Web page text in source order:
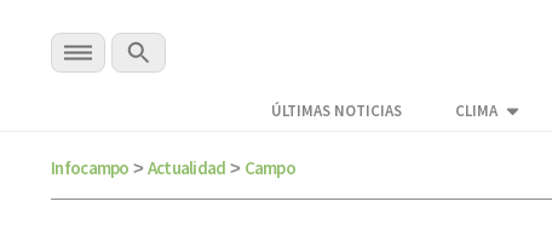
ÚLTIMAS NOTICIAS CLIMA
Infocampo > Actualidad > Campo